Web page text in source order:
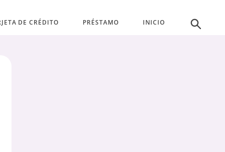
DE CRÉDITO PRÉSTAMO INICIO